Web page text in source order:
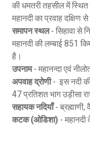
की धमतरी तहसील में स्थित
महानदी का प्रवाह दक्षिण
समापन स्थल- सिहावा से
महानदी की लम्बाई 851
है।
उपनाम - महानन्दा एवं
अपवाह द्रोणी- इस नदी
47 प्रतिशत भाग उड़ीसा
सहायक नदियाँ-
कटक (ओडिशा) -